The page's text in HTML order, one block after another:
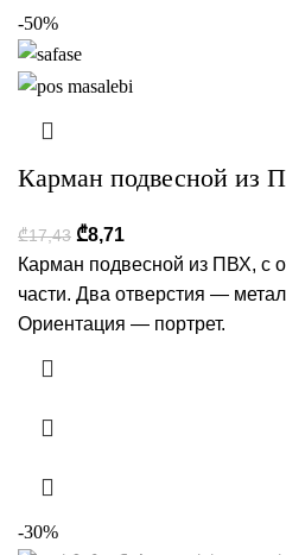
-50%
Карман подвесной из
₾17,43 ₾8,71
Карман подвесной из ПВХ, с
части. Два отверстия —
Ориентация — портрет.
-30%